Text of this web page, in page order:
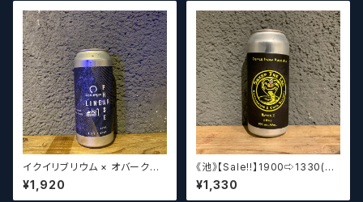
イクイリブリウム × オバークリ
ーク リニア フェイズ / Equilibri
um × Obercreek Linear Ph
¥1,920
《池》【Sale‼︎】1900⇨1330(3
0%off) Equilibrium Brewer
y Sweep the leg triple IP
¥1,330